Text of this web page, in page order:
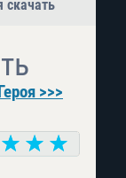
скачать
>>>